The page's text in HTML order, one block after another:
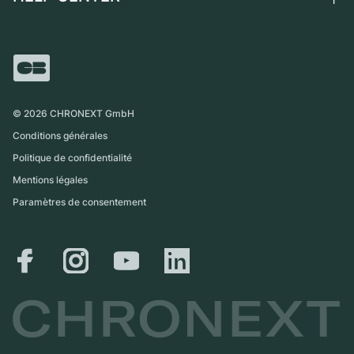
International
Magazine
Retrait sur place
© 2026 CHRONEXT GmbH
Conditions générales
Politique de confidentialité
Mentions légales
Paramètres de consentement